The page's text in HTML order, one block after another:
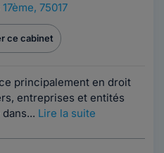
75017
ce cabinet
principalement en droit
entreprises et entités
Lire la suite